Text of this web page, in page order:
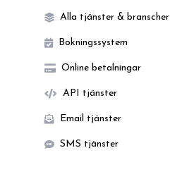
Alla tjänster & branscher
Bokningssystem
Online betalningar
API tjänster
Email tjänster
SMS tjänster